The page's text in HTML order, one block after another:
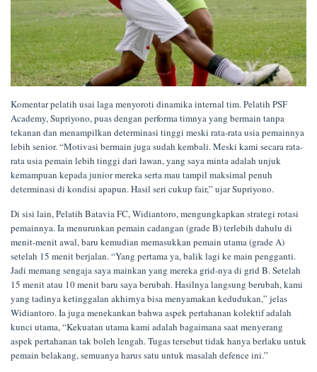
Komentar pelatih usai laga menyoroti dinamika internal tim. Pelatih PSF
Academy, Supriyono, puas dengan performa timnya yang bermain tanpa
tekanan dan menampilkan determinasi tinggi meski rata-rata usia pemainnya
lebih senior. “Motivasi bermain juga sudah kembali. Meski kami secara rata-
rata usia pemain lebih tinggi dari lawan, yang saya minta adalah unjuk
kemampuan kepada junior mereka serta mau tampil maksimal penuh
determinasi di kondisi apapun. Hasil seri cukup fair,” ujar Supriyono.
Di sisi lain, Pelatih Batavia FC, Widiantoro, mengungkapkan strategi rotasi
pemainnya. Ia menurunkan pemain cadangan (grade B) terlebih dahulu di
menit-menit awal, baru kemudian memasukkan pemain utama (grade A)
setelah 15 menit berjalan. “Yang pertama ya, balik lagi ke main pengganti.
Jadi memang sengaja saya mainkan yang mereka grid-nya di grid B. Setelah
15 menit atau 10 menit baru saya berubah. Hasilnya langsung berubah, kami
yang tadinya ketinggalan akhirnya bisa menyamakan kedudukan,” jelas
Widiantoro. Ia juga menekankan bahwa aspek pertahanan kolektif adalah
kunci utama, “Kekuatan utama kami adalah bagaimana saat menyerang
aspek pertahanan tak boleh lengah. Tugas tersebut tidak hanya berlaku untuk
pemain belakang, semuanya harus satu untuk masalah defence ini.”